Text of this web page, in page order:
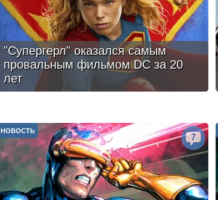
"Супергерл" оказался самым
провальным фильмом DC за 20
лет
НОВОСТЬ
7